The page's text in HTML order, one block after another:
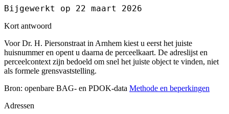
Bijgewerkt op 22 maart 2026
Kort antwoord
Voor Dr. H. Piersonstraat in Arnhem kiest u eerst het juiste
huisnummer en opent u daarna de perceelkaart. De adreslijst en
perceelcontext zijn bedoeld om snel het juiste object te vinden, niet
als formele grensvaststelling.
Bron: openbare BAG- en PDOK-data Methode en beperkingen
Adressen